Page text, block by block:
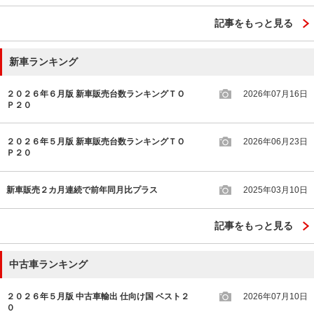
記事をもっと見る
新車ランキング
２０２６年６月版 新車販売台数ランキングＴＯ
Ｐ２０
2026年07月16日
２０２６年５月版 新車販売台数ランキングＴＯ
Ｐ２０
2026年06月23日
新車販売２カ月連続で前年同月比プラス 2025年03月10日
記事をもっと見る
中古車ランキング
２０２６年５月版 中古車輸出 仕向け国 ベスト２
０
2026年07月10日